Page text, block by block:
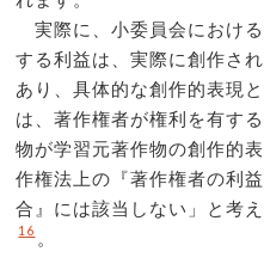
実際に、小委員会におけ
する利益は、実際に創作さ
あり、具体的な創作的表現
は、著作権者が権利を有す
物が学習元著作物の創作的
作権法上の『著作権者の利
合』には該当しない」と考
16